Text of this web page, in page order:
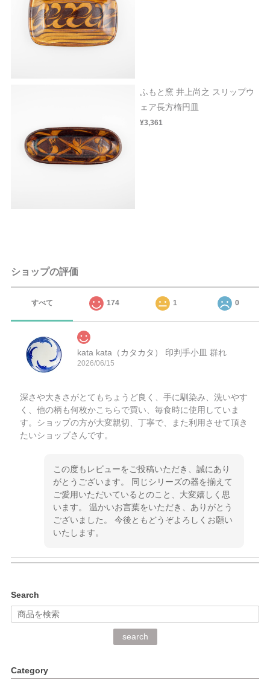
ふもと窯 井上尚之 スリップウ
ェア長方楕円皿
¥3,361
ショップの評価
すべて 174 1 0
kata kata（カタカタ） 印判手小皿 群れ
2026/06/15
深さや大きさがとてもちょうど良く、手に馴染み、洗いやす
く、他の柄も何枚かこちらで買い、毎食時に使用していま
す。ショップの方が大変親切、丁寧で、また利用させて頂き
たいショップさんです。
この度もレビューをご投稿いただき、誠にあり
がとうございます。 同じシリーズの器を揃えて
ご愛用いただいているとのこと、大変嬉しく思
います。 温かいお言葉をいただき、ありがとう
ございました。 今後ともどうぞよろしくお願い
いたします。
深さや大きさがとてもちょうど良く、手に馴染み、洗いやす
く、他の柄も何枚かこちらで買い、毎食時に使用していま
く交換して下さいました。
Search
search
Category